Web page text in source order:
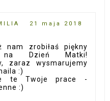
21 maja 2018
nam zrobiłaś piękny
na Dzień Matki!
zaraz wysmarujemy
:)
te Twoje prace -
:)